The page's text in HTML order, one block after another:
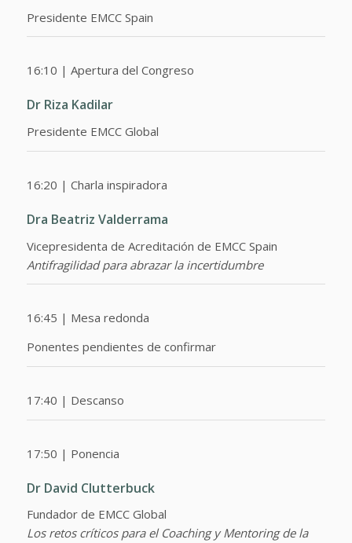
Presidente EMCC Spain
16:10 | Apertura del Congreso
Dr Riza Kadilar
Presidente EMCC Global
16:20 | Charla inspiradora
Dra Beatriz Valderrama
Vicepresidenta de Acreditación de EMCC Spain
Antifragilidad para abrazar la incertidumbre
16:45 | Mesa redonda
Ponentes pendientes de confirmar
17:40 | Descanso
17:50 | Ponencia
Dr David Clutterbuck
Fundador de EMCC Global
Los retos críticos para el Coaching y Mentoring de la